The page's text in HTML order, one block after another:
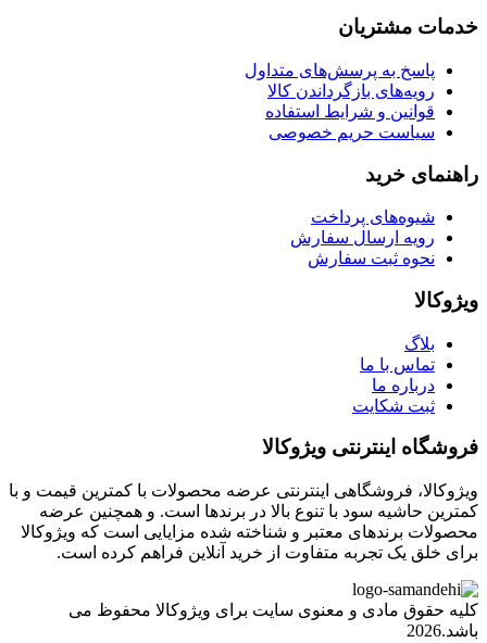
خدمات مشتریان
پاسخ به پرسش‌های متداول
رویه‌های بازگرداندن کالا
قوانین و شرایط استفاده
سیاست حریم خصوصی
راهنمای خرید
شیوه‌های پرداخت
رویه ارسال سفارش
نحوه ثبت سفارش
ویژوکالا
بلاگ
تماس با ما
درباره ما
ثبت شکایت
فروشگاه اینترنتی ویژوکالا
ویژوکالا، فروشگاهی اینترنتی عرضه محصولات با کمترین قیمت و با
کمترین حاشیه سود با تنوع بالا در برندها است. و همچنین عرضه
محصولات برندهای معتبر و شناخته شده مزایایی است که ویژوکالا
برای خلق یک تجربه متفاوت از خرید آنلاین فراهم کرده است.
کلیه حقوق مادی و معنوی سایت برای ویژوکالا محفوظ می
باشد.2026